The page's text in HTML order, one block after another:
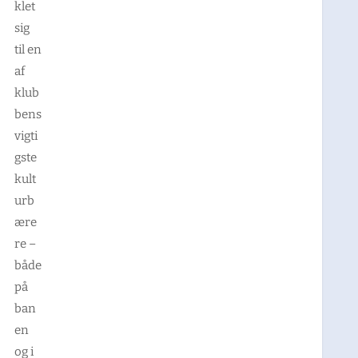
klet
sig
til en
af
klub
bens
vigti
gste
kult
urb
ære
re –
både
på
ban
en
og i